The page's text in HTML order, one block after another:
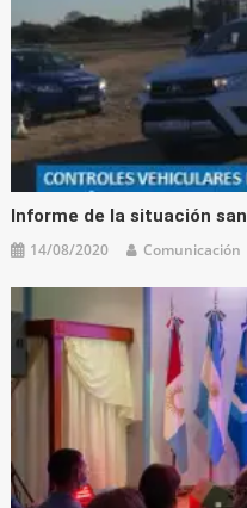
Informe de la situación
14/08/2020 Comunicación